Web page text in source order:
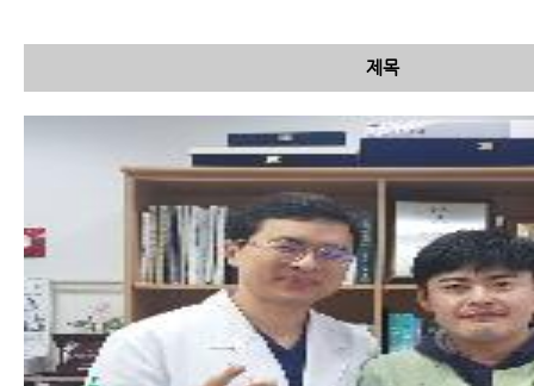
교통사고는 왜 다음날이 훨씬
더 아픈지 과학적인 설명이 가
능합니다.
교통사고 검사 종류 및 검사 가
능 부위와 진단
제목